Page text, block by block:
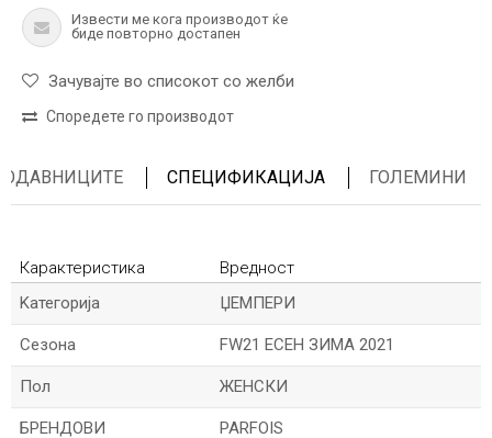
Извести ме кога производот ќе
биде повторно достапен
Зачувајте во списокот со желби
Споредете го производот
СПЕЦИФИКАЦИЈА ГОЛЕМИНИ
Карактеристика
Вредност
Kатегорија
ЏЕМПЕРИ
Сезона FW21 ЕСЕН ЗИМА 2021
Пол ЖЕНСКИ
БРЕНДОВИ PARFOIS